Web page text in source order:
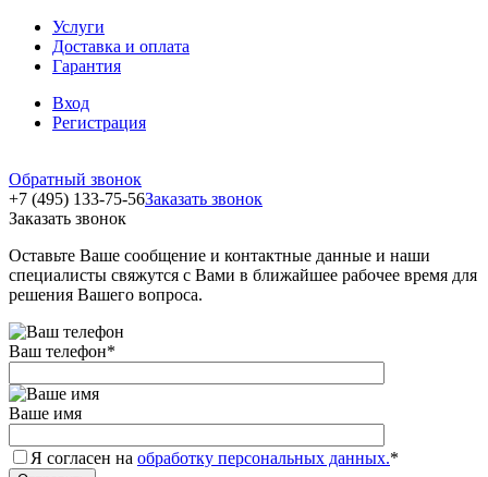
Услуги
Доставка и оплата
Гарантия
Вход
Регистрация
Обратный звонок
+7 (495) 133-75-56Заказать звонок
Заказать звонок
Оставьте Ваше сообщение и контактные данные и наши
специалисты свяжутся с Вами в ближайшее рабочее время для
решения Вашего вопроса.
Ваш телефон*
Ваше имя
Я согласен на обработку персональных данных.*